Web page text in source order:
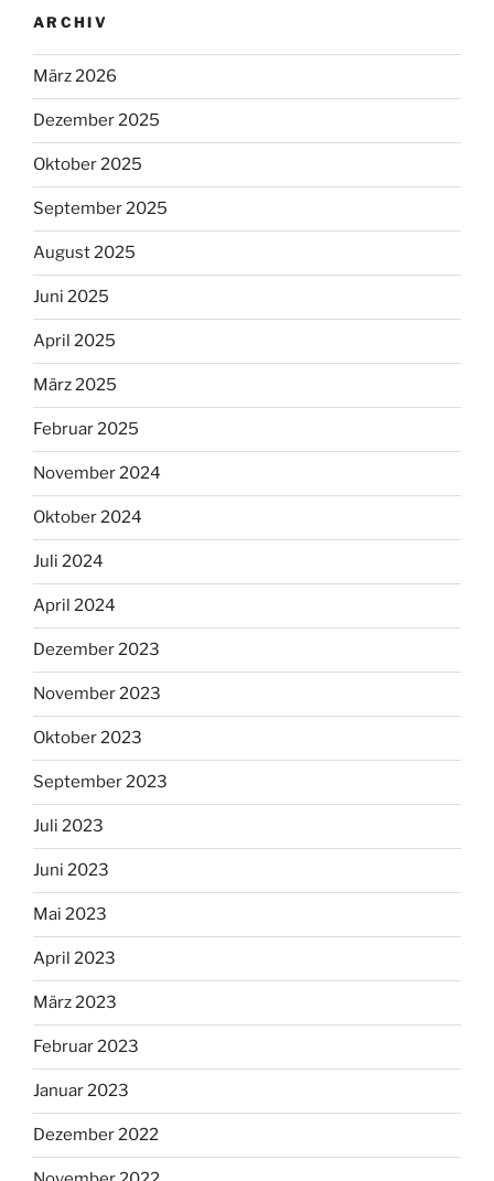
ARCHIV
März 2026
Dezember 2025
Oktober 2025
September 2025
August 2025
Juni 2025
April 2025
März 2025
Februar 2025
November 2024
Oktober 2024
Juli 2024
April 2024
Dezember 2023
November 2023
Oktober 2023
September 2023
Juli 2023
Juni 2023
Mai 2023
April 2023
März 2023
Februar 2023
Januar 2023
Dezember 2022